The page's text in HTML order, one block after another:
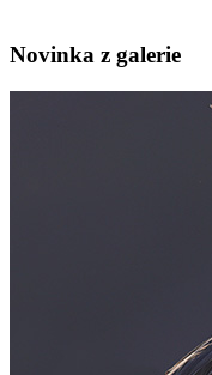
Novinka z galerie